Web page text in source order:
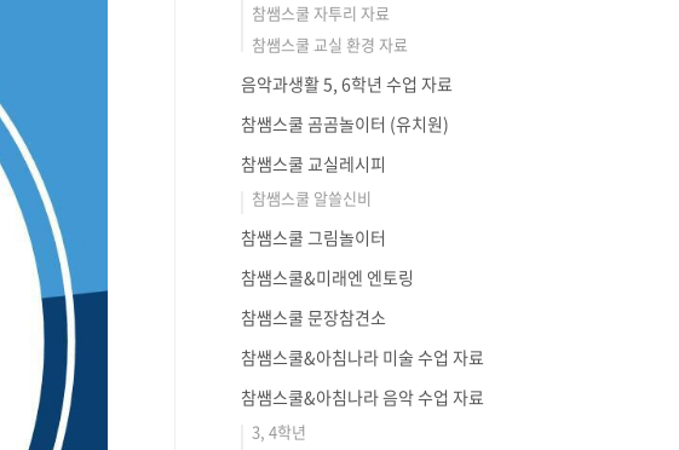
참쌤스쿨 자투리 자료
참쌤스쿨 교실 환경 자료
음악과생활 5, 6학년 수업 자료
참쌤스쿨 곰곰놀이터 (유치원)
참쌤스쿨 교실레시피
참쌤스쿨 알쓸신비
참쌤스쿨 그림놀이터
참쌤스쿨&미래엔 엔토링
참쌤스쿨 문장참견소
참쌤스쿨&아침나라 미술 수업 자료
참쌤스쿨&아침나라 음악 수업 자료
3, 4학년